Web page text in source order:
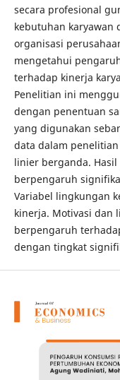
secara profesional
kebutuhan karyawan
organisasi
mengetahui
terhadap kinerja
Penelitian ini
dengan penentuan
yang digunakan
data dalam
linier berganda.
berpengaruh
Variabel lingkungan
kinerja. Motivasi dan
berpengaruh
dengan tingkat